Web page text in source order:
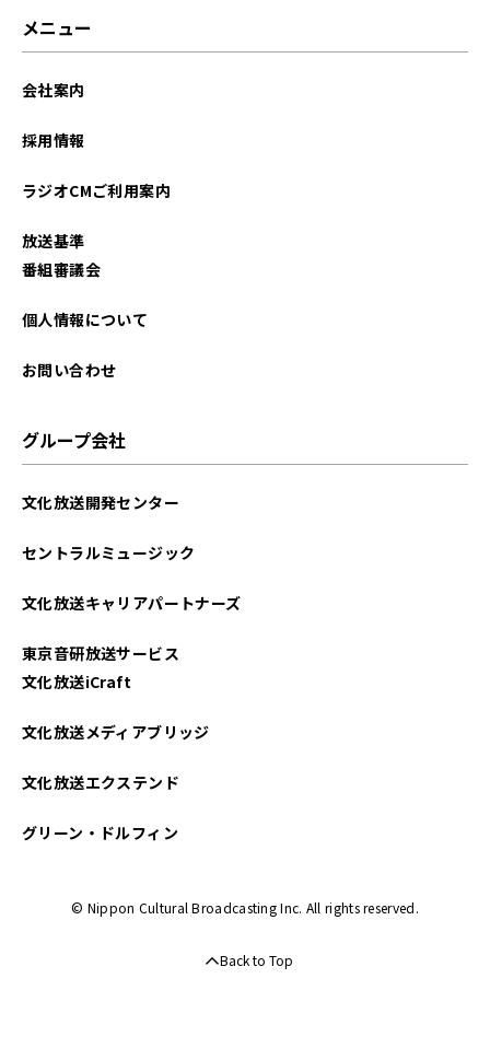
2025年09月
2025年06月
2025年01月
2024年12月
2024年11月
メニュー
会社案内
採用情報
ラジオCMご利用案内
放送基準
番組審議会
個人情報について
お問い合わせ
グループ会社
文化放送開発センター
セントラルミュージック
文化放送キャリアパートナーズ
東京音研放送サービス
文化放送iCraft
文化放送メディアブリッジ
文化放送エクステンド
グリーン・ドルフィン
© Nippon Cultural Broadcasting Inc. All rights reserved.
Back to Top